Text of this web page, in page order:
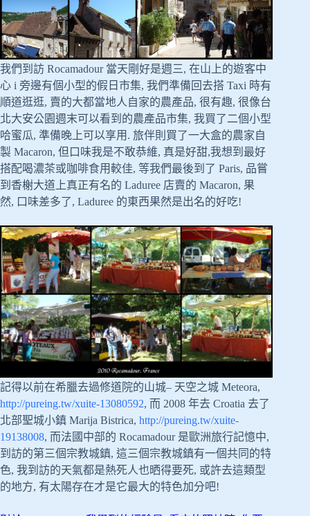
我們到訪 Rocamadour 當天剛好是週三, 在山上的遊客中
心 i 旁邊有個小型的假日市集, 我們準備回去搭 Taxi 時有
順道逛逛, 賣的大都當地人自家的農產品, 很有趣, 很像台
北大安公園週末可以看到的農產品市集, 我買了二個小型
哈蜜瓜, 準備晚上可以享用. 旅伴則買了一大盒的農家自
製 Macaron, 但口味我是不敢恭維, 真是好甜,我想到最好
搭配喝濃茶或咖啡食用較佳, 等我們最後到了 Paris, 品嘗
到香榭大道上真正有名的 Laduree 店賣的 Macaron, 果
然, 口味差多了, Laduree 的東西果然是出名的好吃!
記得以前在希臘去過修道院的山城– 天空之城 Meteora,
http://pureing.tw/xuite-13080592, 而 2008 年去 Croatia 去了
北部聖城小鎮 Marija Bistrica, http://pureing.tw/xuite-
19138008, 而法國中部的 Rocamadour 是歐洲旅行記憶中,
到訪的第三個宗教城鎮, 這三個宗教城鎮有一個共同的特
色, 我到訪的天氣都是熱死人也晒得要死, 或許去這類型
的地方, 有太陽存在才是它最大的特色加分吧!